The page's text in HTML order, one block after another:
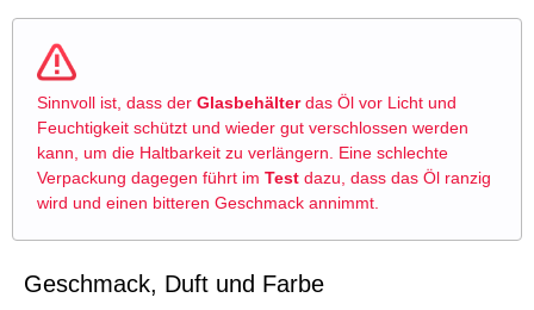
Sinnvoll ist, dass der Glasbehälterdas Öl vor Licht und
Feuchtigkeit schützt und wieder gut verschlossen werden
kann, um die Haltbarkeit zu verlängern. Eine schlechte
Verpackung dagegen führt im Test dazu, dass das Öl ranzig
wird und einen bitteren Geschmack annimmt.
Geschmack, Duft und Farbe